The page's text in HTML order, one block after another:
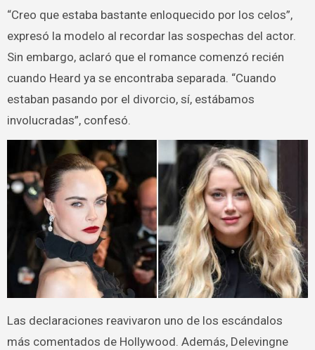
“Creo que estaba bastante enloquecido por los celos”,
expresó la modelo al recordar las sospechas del actor.
Sin embargo, aclaró que el romance comenzó recién
cuando Heard ya se encontraba separada. “Cuando
estaban pasando por el divorcio, sí, estábamos
involucradas”, confesó.
Las declaraciones reavivaron uno de los escándalos
más comentados de Hollywood. Además, Delevingne